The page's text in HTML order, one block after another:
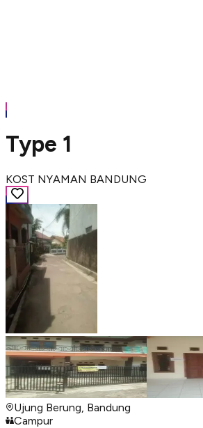
Type 1
KOST NYAMAN BANDUNG
Ujung Berung, Bandung
Campur